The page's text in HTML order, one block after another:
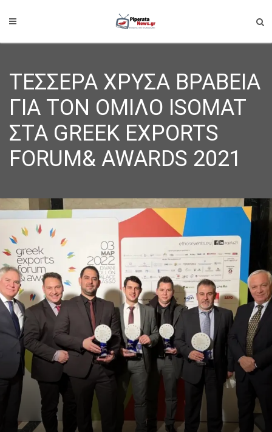
ΤΕΣΣΕΡΑ ΧΡΥΣΑ ΒΡΑΒΕΙΑ
ΓΙΑ ΤΟΝ ΟΜΙΛΟ ISOMAT
ΣΤΑ GREEK EXPORTS
FORUM& AWARDS 2021